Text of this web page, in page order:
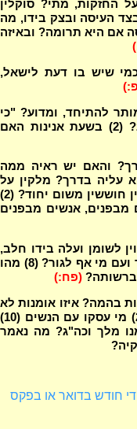
החזקות, מתי? סוקלין
העיסה ובצק בידו, מה
אם היא תרומה? ובאיזה
שיש בו דעת לישאל,
להתיחד, ומדוע? "כי
יסיתך אחיך בן אמך" מדוע ל"כ בן אב? (2) בשעת אנינות האם
והאם יש ראיה ממה
עליה בדרך? מלקין על
היחוד - של מי? ומדוע? באיזה אופנים אין חוששין משום יחוד? (2)
מבפנים, אנשים מבפנים
לשומן ועלה בידו חלב,
מנין שצריך כפרה? עם מי מותר להתייחד ועם מי אף לגור? (8) מהו
ברשותה? (פח:)
לרוק לרעות בהמה? איזו אומנות לא
ילמד את בנו (7)? ואיזה ילמד, ומדוע? (2) מי עסקו עם הנשים (10)
מלך וכה"ג? מה נאמר
חודש בדואר או בפקס